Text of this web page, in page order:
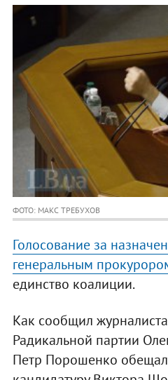
ФОТО: МАКС ТРЕБУХОВ
Голосование за
генеральным
единство коалиции.
Как сообщил
Радикальной партии
Петр Порошенко обещал